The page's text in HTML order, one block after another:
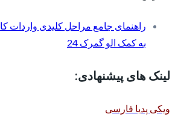
راهنمای جامع مراحل کلیدی واردات
به کمک الو گمرک 24
لینک های پیشنهادی:
ویکی پدیا فارسی